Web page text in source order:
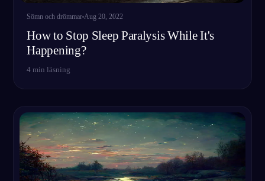
Sömn och drömmar Aug 20, 2022
How to Stop Sleep Paralysis While It's
Happening?
4 min läsning